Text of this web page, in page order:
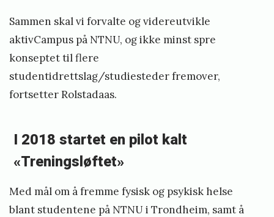
Sammen skal vi forvalte og videreutvikle
aktivCampus på NTNU, og ikke minst spre
konseptet til flere
studentidrettslag/studiesteder fremover,
fortsetter Rolstadaas.
I 2018 startet en pilot kalt
«Treningsløftet»
Med mål om å fremme fysisk og psykisk helse
blant studentene på NTNU i Trondheim, samt å